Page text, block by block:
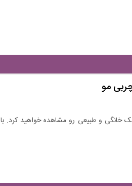
مو
و طبیعی رو مشاهده خواهید کرد. با